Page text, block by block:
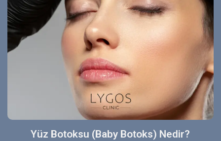
Yüz Botoksu (Baby Botoks) Nedir?